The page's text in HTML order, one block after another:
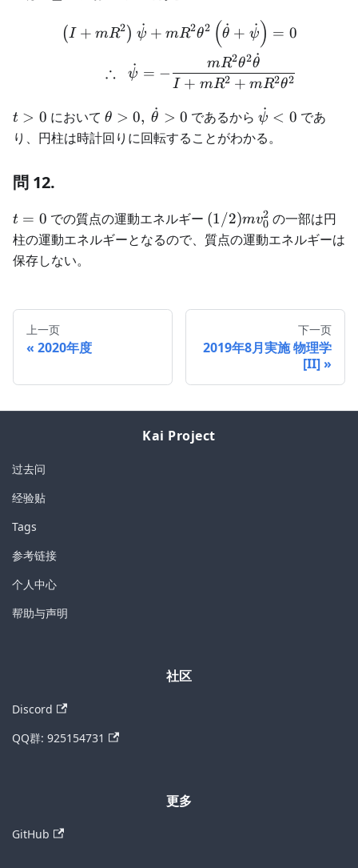
\begin{aligned} \left(
(I + mR2) ψ
˙ + mR2θ2 (θ
˙ + ψ
˙) = 0
∴ ψ
˙ = −
I + mR2 + mR2θ2
mR2θ2θ
˙
t
\gt
t > 0 において \theta \gt 0,
\
θ > 0, θ
˙ > 0 であるから \dot{\psi}
\lt 0
ψ
˙ < 0 であ
り、円柱は時計回りに回転することがわかる。
問 12.
t=0
t = 0 での質点の運動エネルギー (1/2)mv_0^2
(1/2)mv0
2 の一部は円
柱の運動エネルギーとなるので、質点の運動エネルギーは
保存しない。
上一页
2020年度
下一页
2019年8月実施 物理学
[II]
Kai Project
过去问
经验贴
Tags
参考链接
个人中心
帮助与声明
社区
Discord
QQ群: 925154731
更多
GitHub